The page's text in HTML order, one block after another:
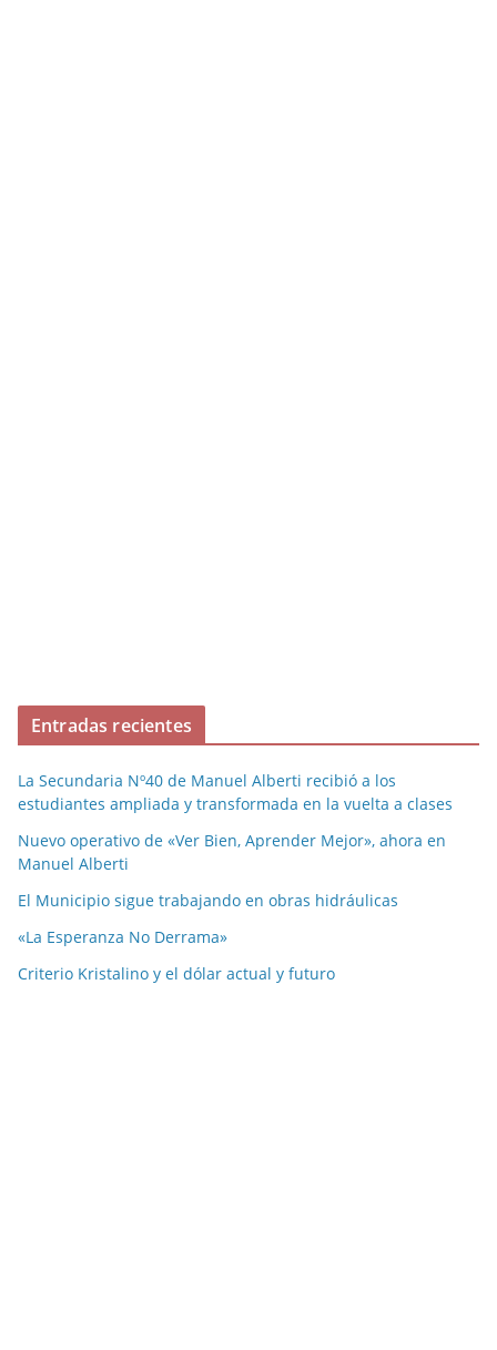
Entradas recientes
La Secundaria Nº40 de Manuel Alberti recibió a los
estudiantes ampliada y transformada en la vuelta a clases
Nuevo operativo de «Ver Bien, Aprender Mejor», ahora en
Manuel Alberti
El Municipio sigue trabajando en obras hidráulicas
«La Esperanza No Derrama»
Criterio Kristalino y el dólar actual y futuro